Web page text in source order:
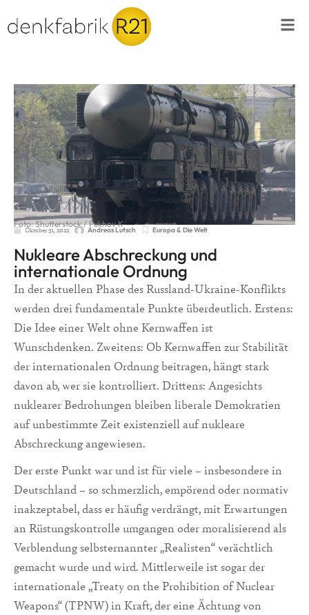
Foto: Shutterstock / Pukhov K
Oktober 31, 2022 Andreas Lutsch Europa & Die Welt
Nukleare Abschreckung und
internationale Ordnung
In der aktuellen Phase des Russland-Ukraine-Konflikts
werden drei fundamentale Punkte überdeutlich. Erstens:
Die Idee einer Welt ohne Kernwaffen ist
Wunschdenken. Zweitens: Ob Kernwaffen zur Stabilität
der internationalen Ordnung beitragen, hängt stark
davon ab, wer sie kontrolliert. Drittens: Angesichts
nuklearer Bedrohungen bleiben liberale Demokratien
auf unbestimmte Zeit existenziell auf nukleare
Abschreckung angewiesen.
Der erste Punkt war und ist für viele – insbesondere in
Deutschland – so schmerzlich, empörend oder normativ
inakzeptabel, dass er häufig verdrängt, mit Erwartungen
an Rüstungskontrolle umgangen oder moralisierend als
Verblendung selbsternannter „Realisten“ verächtlich
gemacht wurde und wird. Mittlerweile ist sogar der
internationale „Treaty on the Prohibition of Nuclear
Weapons“ (TPNW) in Kraft, der eine Ächtung von